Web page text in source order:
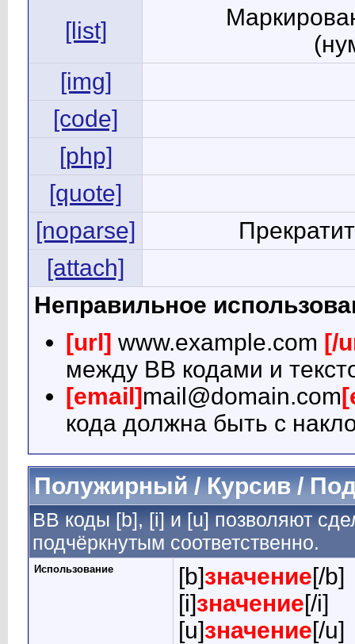
[list]
[img]
[code]
[php]
[quote]
[noparse]
[attach]
Неправильное
[url] www.example.com [/
между BB кодами и
[email] mail@domain.com
кода должна быть с
Полужирный / Курсив /
BB коды [b], [i] и [u] позволяют
подчёркнутым соответственно.
Использование [b]значение[/b]
[i]значение[/i]
[u]значение[/u]